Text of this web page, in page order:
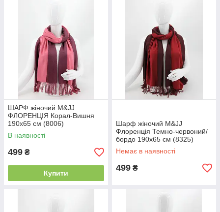
ШАРФ жіночий M&JJ
ФЛОРЕНЦІЯ Корал-Вишня
190х65 см (8006)
В наявності
499 ₴
Купити
Шарф жіночий M&JJ
Флоренція Темно-червоний/
бордо 190х65 см (8325)
Немає в наявності
499 ₴